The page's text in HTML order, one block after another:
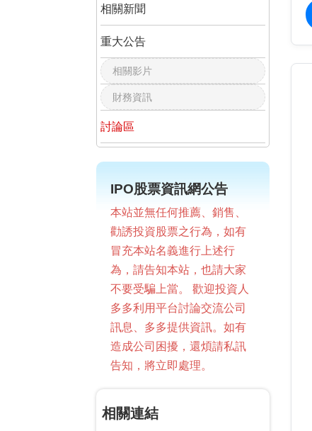
相關新聞
重大公告
相關影片
財務資訊
討論區
IPO股票資訊網公告
本站並無任何推薦、銷售、
勸誘投資股票之行為，如有
冒充本站名義進行上述行
為，請告知本站，也請大家
不要受騙上當。 歡迎投資人
多多利用平台討論交流公司
訊息、多多提供資訊。如有
造成公司困擾，還煩請私訊
告知，將立即處理。
相關連結